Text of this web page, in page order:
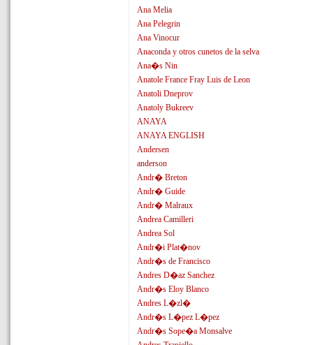
Ana Melia
Ana Pelegrin
Ana Vinocur
Anaconda y otros cunetos de la selva
Ana�s Nin
Anatole France Fray Luis de Leon
Anatoli Dneprov
Anatoly Bukreev
ANAYA
ANAYA ENGLISH
Andersen
anderson
Andr� Breton
Andr� Guide
Andr� Malraux
Andrea Camilleri
Andrea Sol
Andr�i Plat�nov
Andr�s de Francisco
Andres D�az Sanchez
Andr�s Eloy Blanco
Andres L�zl�
Andr�s L�pez L�pez
Andr�s Sope�a Monsalve